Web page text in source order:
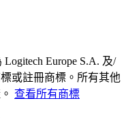
Europe S.A. 及/
或註冊商標。所有其他
查看所有商標